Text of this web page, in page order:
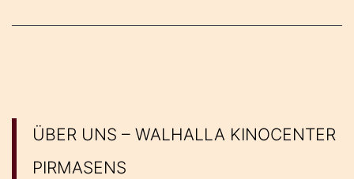
ÜBER UNS – WALHALLA KINOCENTER
PIRMASENS